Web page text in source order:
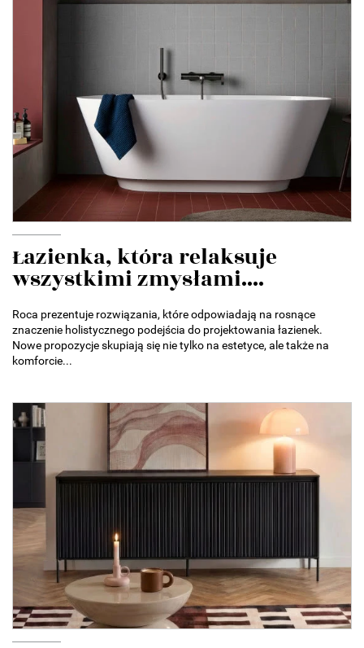
Łazienka, która relaksuje
wszystkimi zmysłami....
Roca prezentuje rozwiązania, które odpowiadają na rosnące
znaczenie holistycznego podejścia do projektowania łazienek.
Nowe propozycje skupiają się nie tylko na estetyce, ale także na
komforcie...